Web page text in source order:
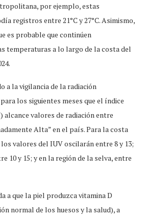
por ejemplo, estas
registros entre 21°C y 27°C. Asimismo,
es probable que continúen
temperaturas a lo largo de la costa del
a la vigilancia de la radiación
los siguientes meses que el índice
valores de radiación entre
Alta” en el país. Para la costa
los valores del IUV oscilarán entre 8 y 13;
10 y 15; y en la región de la selva, entre
a que la piel produzca vitamina D
normal de los huesos y la salud), a